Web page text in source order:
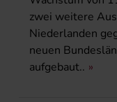
zwei weitere
Niederlanden
neuen
aufgebaut..